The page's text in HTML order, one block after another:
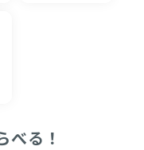
べる！